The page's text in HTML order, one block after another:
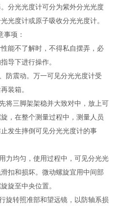
分光光度计可分为紫外分光光度
光度计或原子吸收分光光度计。
项：
能不了解时，不得私自摆弄，必
导下进行操作。
防震动。万一可见分光光度计受
装箱。
将三脚架架稳并大致对中，放上可
，在整个测量过程中，测量人员
发生摔倒可见分光光度计的事
力均匀，使用过程中，可见分光光
扣和损坏。微动螺旋宜用中间部
旋至中央位置。
旋转照准部和望远镜，以防轴系损